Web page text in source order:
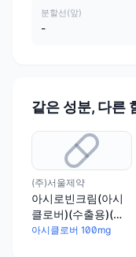
분할선(앞)
-
같은 성분, 다른
(주)서울제약
아시로빈크림(아시
클로버)(수출용)(수
출명:아시클로버크
아시클로버 100mg